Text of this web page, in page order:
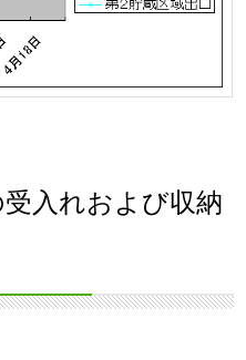
入れおよび収納